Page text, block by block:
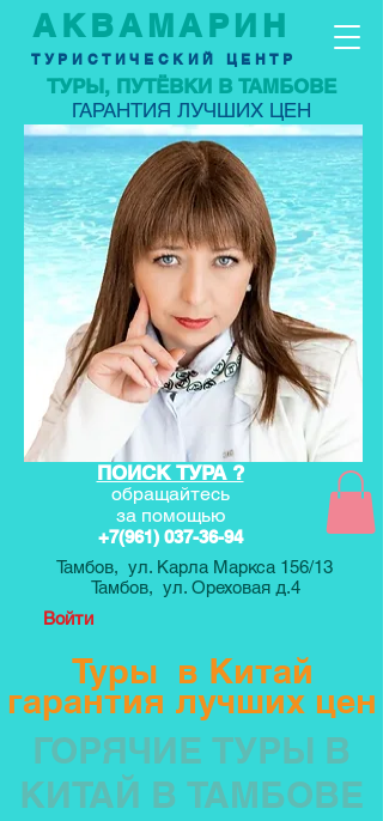
АКВАМАРИН
ТУРИСТИЧЕСКИЙ ЦЕНТР
ТУРЫ, ПУТЁВКИ В ТАМБОВЕ
ГАРАНТИЯ ЛУЧШИХ ЦЕН
ПОИСК ТУРА ?
обращайтесь
за помощью
+7(961) 037-36-94
Тамбов, ул. Карла Маркса 156/13
Тамбов, ул. Ореховая д.4
Войти
Туры в Китай
гарантия лучших цен
ГОРЯЧИЕ ТУРЫ В
КИТАЙ В ТАМБОВЕ